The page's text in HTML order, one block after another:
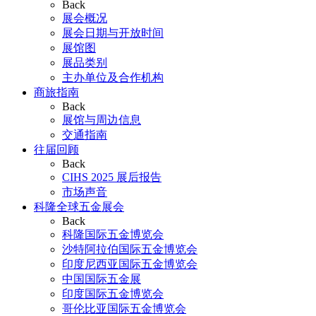
Back
展会概况
展会日期与开放时间
展馆图
展品类别
主办单位及合作机构
商旅指南
Back
展馆与周边信息
交通指南
往届回顾
Back
CIHS 2025 展后报告
市场声音
科隆全球五金展会
Back
科隆国际五金博览会
沙特阿拉伯国际五金博览会
印度尼西亚国际五金博览会
中国国际五金展
印度国际五金博览会
哥伦比亚国际五金博览会